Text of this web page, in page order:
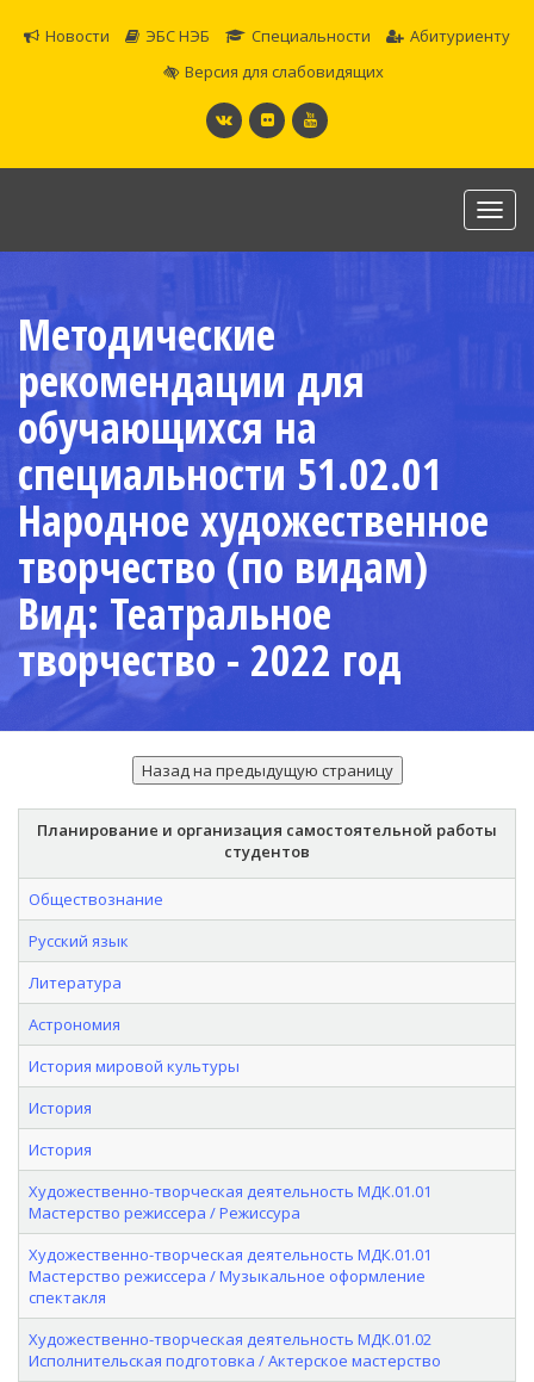
Новости ЭБС НЭБ Специальности
Абитуриенту
Версия для слабовидящих
САМАРСКОЕ ОБЛАСТНОЕ УЧИЛИЩЕ КУЛЬТУРЫ И
ИСКУССТВ
Официальный сайт
Методические
рекомендации для
обучающихся на
специальности 51.02.01
Народное художественное
творчество (по видам)
Вид: Театральное
творчество - 2022 год
Планирование и организация самостоятельной работы
студентов
Обществознание
Русский язык
Литература
Астрономия
История мировой культуры
История
История
Художественно-творческая деятельность МДК.01.01
Мастерство режиссера / Режиссура
Художественно-творческая деятельность МДК.01.01
Мастерство режиссера / Музыкальное оформление
спектакля
Художественно-творческая деятельность МДК.01.02
Исполнительская подготовка / Актерское мастерство